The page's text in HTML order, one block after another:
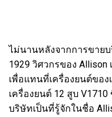
ไม่นานหลังจากการขายบ
1929 วิศวกรของ Allison
เพื่อแทนที่เครื่องยนต์ขอ
เครื่องยนต์ 12 สูบ
บริษัทเป็นที่รู้จักในชื่อ